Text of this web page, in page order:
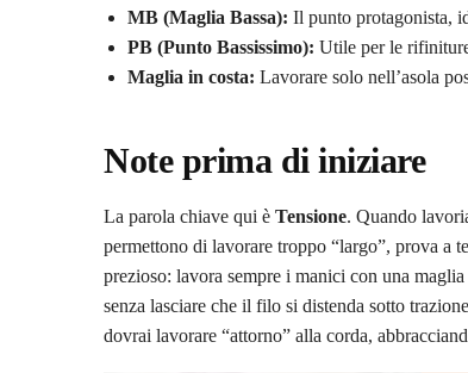
MB (Maglia Bassa): Il punto protagonista,
PB (Punto Bassissimo): Utile per le
Maglia in costa: Lavorare solo nell’asola
Note prima di iniziare
La parola chiave qui è Tensione. Quando
permettono di lavorare troppo “largo”, prova a
prezioso: lavora sempre i manici con una
senza lasciare che il filo si distenda sotto
dovrai lavorare “attorno” alla corda,